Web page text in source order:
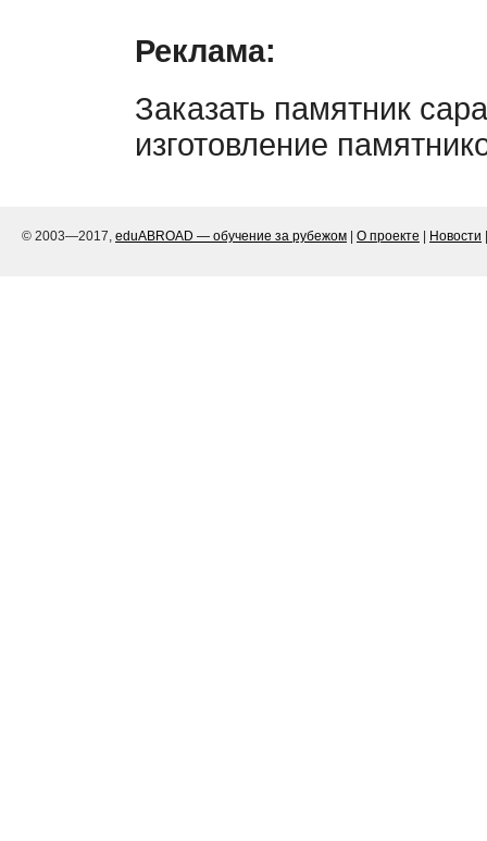
Реклама:
Заказать памятник
изготовление
© 2003—2017, eduABROAD — обучение за рубежом О проекте Новости